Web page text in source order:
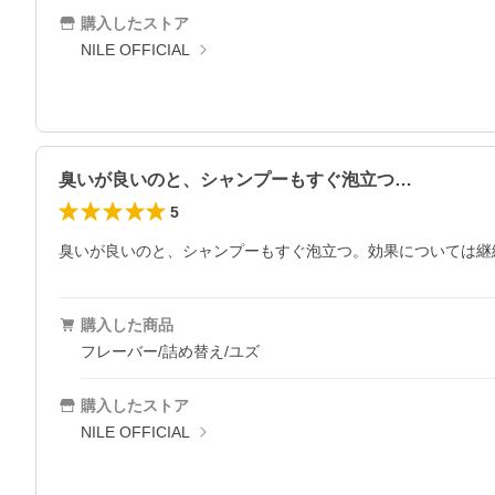
購入したストア
NILE OFFICIAL
臭いが良いのと、シャンプーもすぐ泡立つ…
5
臭いが良いのと、シャンプーもすぐ泡立つ。効果については継
購入した商品
フレーバー/詰め替え/ユズ
購入したストア
NILE OFFICIAL